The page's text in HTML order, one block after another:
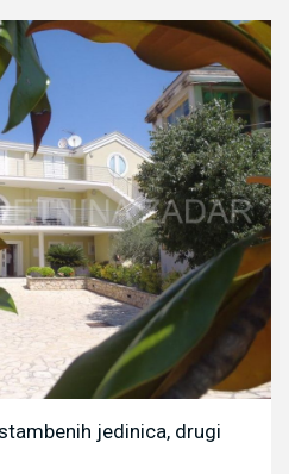
jedinica, drugi